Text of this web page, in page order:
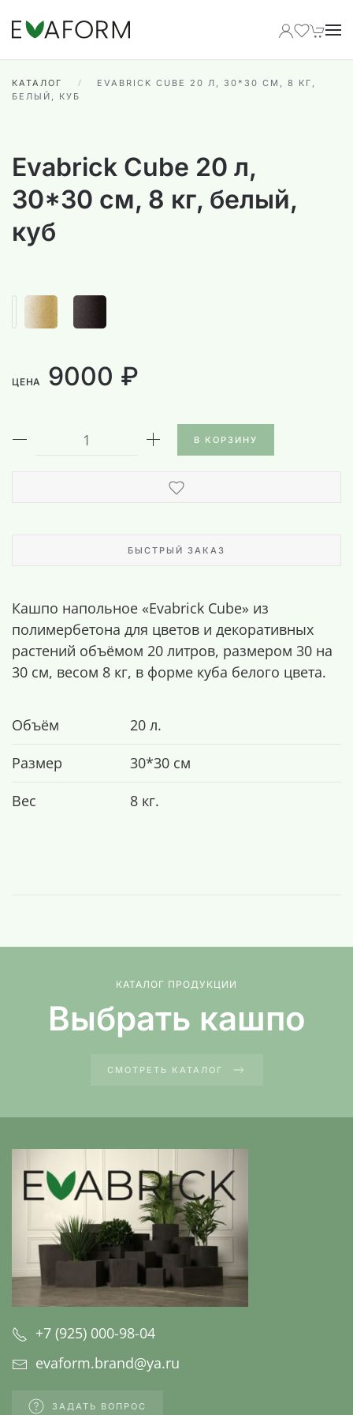
КАТАЛОГ
EVABRICK CUBE 20 Л, 30*30 СМ, 8 КГ,
БЕЛЫЙ, КУБ
Evabrick Cube 20 л,
30*30 см, 8 кг, белый,
куб
ЦЕНА 9000 ₽
В КОРЗИНУ
БЫСТРЫЙ ЗАКАЗ
Кашпо напольное «Evabrick Cube» из
полимербетона для цветов и декоративных
растений объёмом 20 литров, размером 30 на
30 см, весом 8 кг, в форме куба белого цвета.
Объём
20 л.
Размер
30*30 см
Вес
8 кг.
КАТАЛОГ ПРОДУКЦИИ
Выбрать кашпо
СМОТРЕТЬ КАТАЛОГ
+7 (925) 000-98-04
evaform.brand@ya.ru
ЗАДАТЬ ВОПРОС